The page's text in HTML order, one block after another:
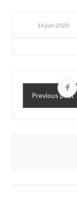
16 juin 2020
Previous post